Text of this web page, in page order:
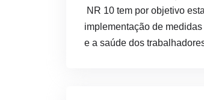
NR 10tem por objetivo
implementação de
e a saúde dos